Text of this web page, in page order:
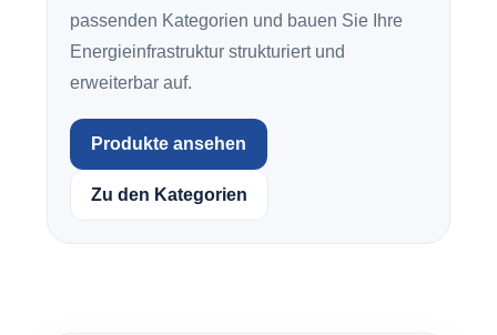
passenden Kategorien und bauen Sie Ihre
Energieinfrastruktur strukturiert und
erweiterbar auf.
Produkte ansehen
Zu den Kategorien